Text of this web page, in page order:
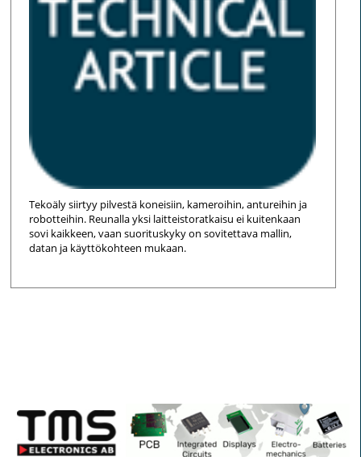
Tekoäly siirtyy pilvestä koneisiin, kameroihin, antureihin ja
robotteihin. Reunalla yksi laitteistoratkaisu ei kuitenkaan
sovi kaikkeen, vaan suorituskyky on sovitettava mallin,
datan ja käyttökohteen mukaan.